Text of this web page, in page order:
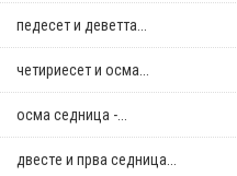
педесет и деветта...
четириесет и осма...
осма седница -...
двестe и прва седница...